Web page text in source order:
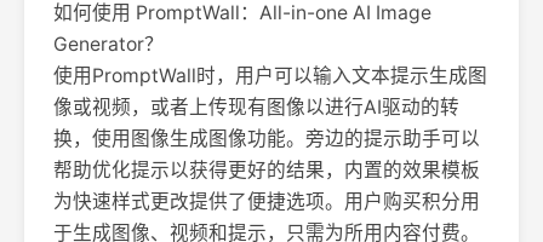
如何使用 PromptWall：All-in-one AI Image
Generator？
使用PromptWall时，用户可以输入文本提示生成图
像或视频，或者上传现有图像以进行AI驱动的转
换，使用图像生成图像功能。旁边的提示助手可以
帮助优化提示以获得更好的结果，内置的效果模板
为快速样式更改提供了便捷选项。用户购买积分用
于生成图像、视频和提示，只需为所用内容付费。